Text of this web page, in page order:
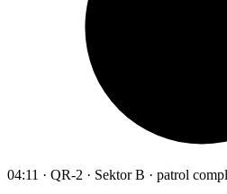
04:11 · QR-2 · Sektor B · patrol